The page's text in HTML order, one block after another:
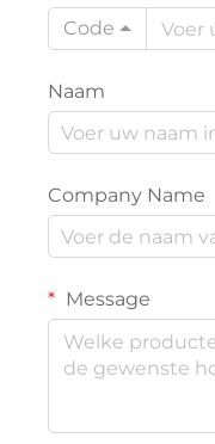
Code
Naam
Company Name
Message